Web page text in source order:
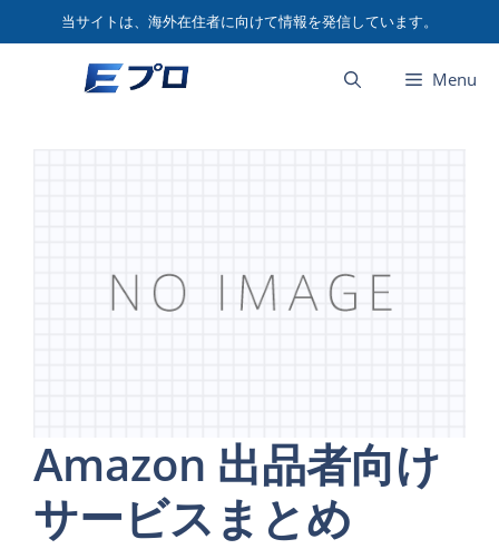
ン
当サイトは、海外在住者に向けて情報を発信しています。
Menu
Amazon 出品者向け
サービスまとめ